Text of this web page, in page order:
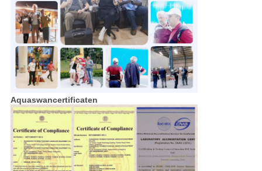
Aquaswancertificaten